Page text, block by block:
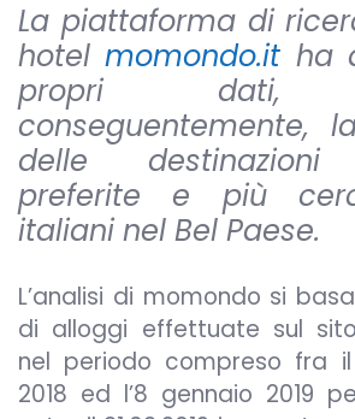
La piattaforma di
hotelmomondo.it ha
propri dati,
conseguentemente,
delle destinazioni
preferite e più
italiani nel Bel Paese.
L’analisi di momondo si
di alloggi effettuate sul
nel periodo compreso fra
2018 ed l’8 gennaio 2019